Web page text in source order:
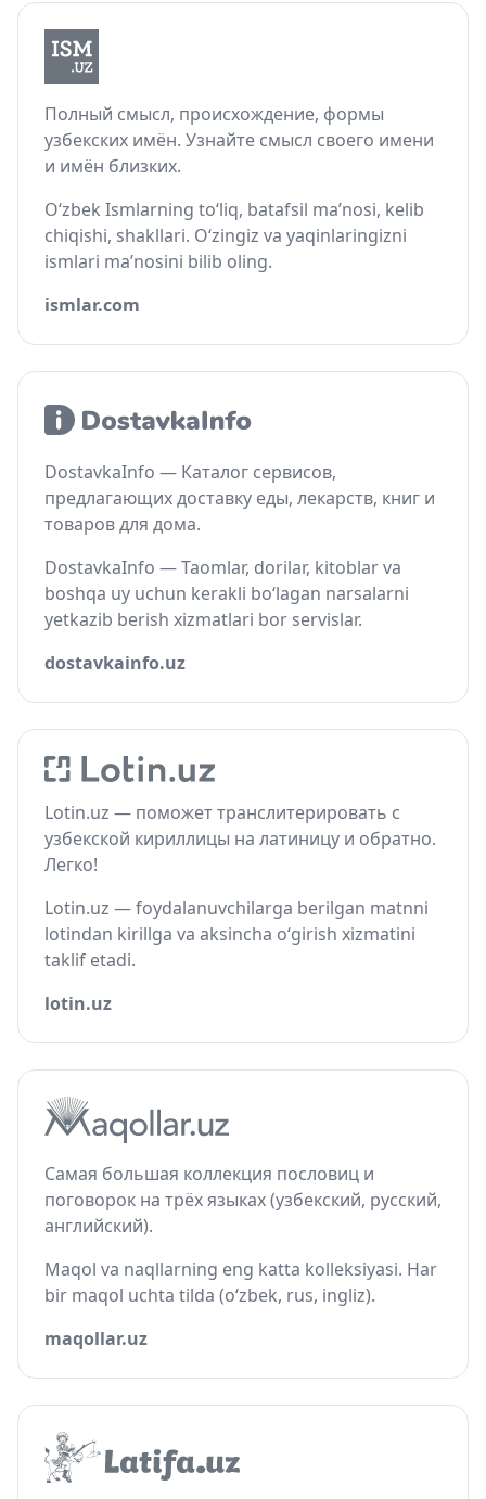
Полный смысл, происхождение, формы
узбекских имён. Узнайте смысл своего имени
и имён близких.
O‘zbek Ismlarning to‘liq, batafsil ma’nosi, kelib
chiqishi, shakllari. O‘zingiz va yaqinlaringizni
ismlari ma’nosini bilib oling.
ismlar.com
DostavkaInfo — Каталог сервисов,
предлагающих доставку еды, лекарств, книг и
товаров для дома.
DostavkaInfo — Taomlar, dorilar, kitoblar va
boshqa uy uchun kerakli bo‘lagan narsalarni
yetkazib berish xizmatlari bor servislar.
dostavkainfo.uz
Lotin.uz — поможет транслитерировать с
узбекской кириллицы на латиницу и обратно.
Легко!
Lotin.uz — foydalanuvchilarga berilgan matnni
lotindan kirillga va aksincha o‘girish xizmatini
taklif etadi.
lotin.uz
Самая большая коллекция пословиц и
поговорок на трёх языках (узбекский, русский,
английский).
Maqol va naqllarning eng katta kolleksiyasi. Har
bir maqol uchta tilda (o‘zbek, rus, ingliz).
maqollar.uz